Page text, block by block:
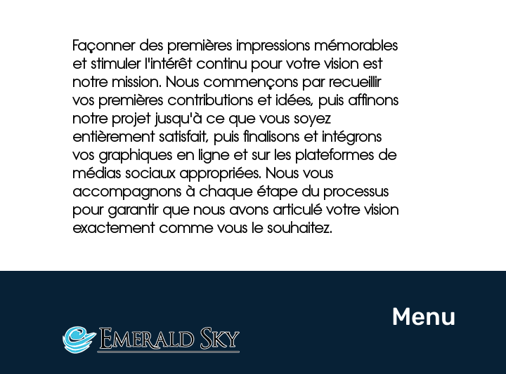
Façonner des premières impressions mémorables
et stimuler l'intérêt continu pour votre vision est
notre mission. Nous commençons par recueillir
vos premières contributions et idées, puis affinons
notre projet jusqu'à ce que vous soyez
entièrement satisfait, puis finalisons et intégrons
vos graphiques en ligne et sur les plateformes de
médias sociaux appropriées. Nous vous
accompagnons à chaque étape du processus
pour garantir que nous avons articulé votre vision
exactement comme vous le souhaitez.
Menu